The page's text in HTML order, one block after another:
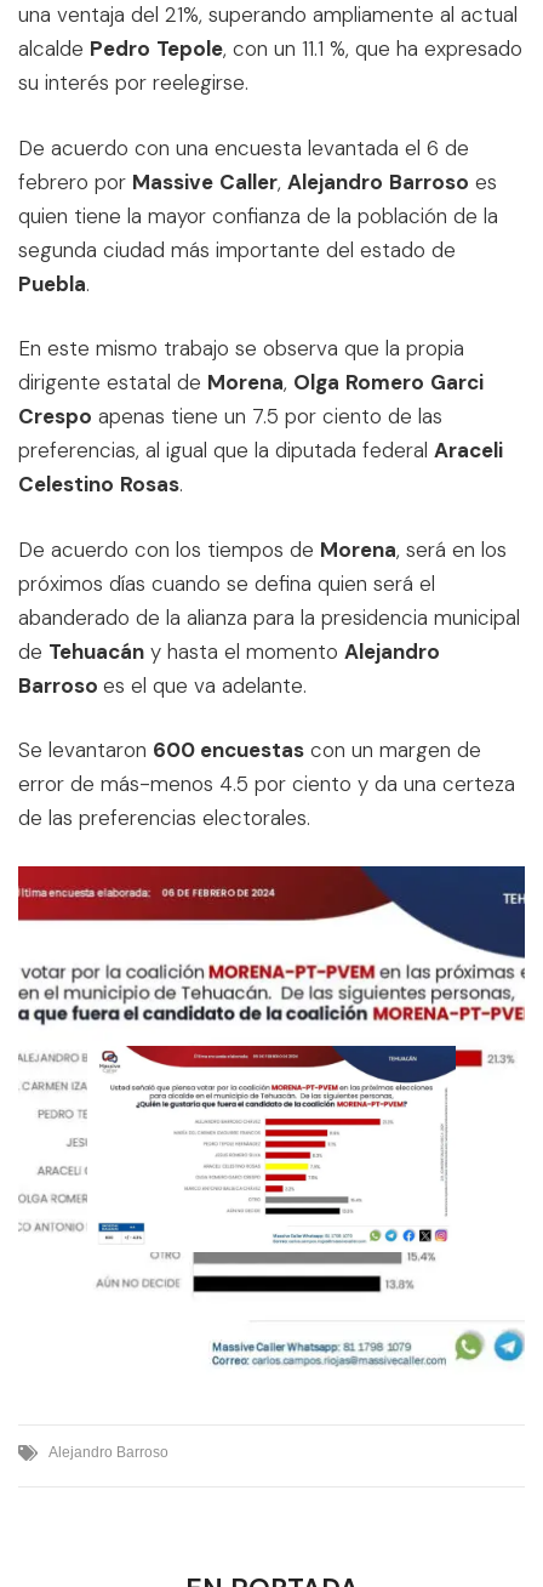
una ventaja del 21%, superando ampliamente al actual
alcalde Pedro Tepole, con un 11.1 %, que ha expresado
su interés por reelegirse.
De acuerdo con una encuesta levantada el 6 de
febrero por Massive Caller, Alejandro Barroso es
quien tiene la mayor confianza de la población de la
segunda ciudad más importante del estado de
Puebla.
En este mismo trabajo se observa que la propia
dirigente estatal de Morena, Olga Romero Garci
Crespo apenas tiene un 7.5 por ciento de las
preferencias, al igual que la diputada federal Araceli
Celestino Rosas.
De acuerdo con los tiempos de Morena, será en los
próximos días cuando se defina quien será el
abanderado de la alianza para la presidencia municipal
de Tehuacán y hasta el momento Alejandro
Barroso es el que va adelante.
Se levantaron 600 encuestas con un margen de
error de más-menos 4.5 por ciento y da una certeza
de las preferencias electorales.
Alejandro Barroso